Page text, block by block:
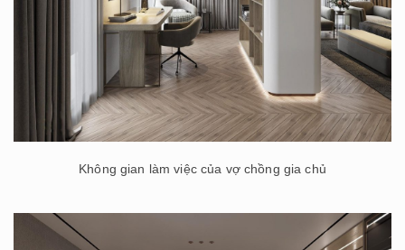
Không gian làm việc của vợ chồng gia chủ